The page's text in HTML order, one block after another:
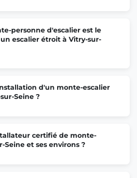
personne d'escalier est le
escalier étroit à Vitry-sur-
d'un monte-escalier
Seine ?
certifié de monte-
Seine et ses environs ?